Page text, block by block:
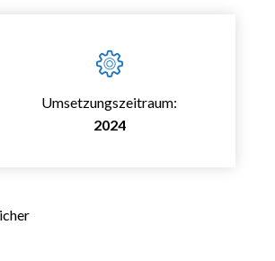
Umsetzungszeitraum:
2024